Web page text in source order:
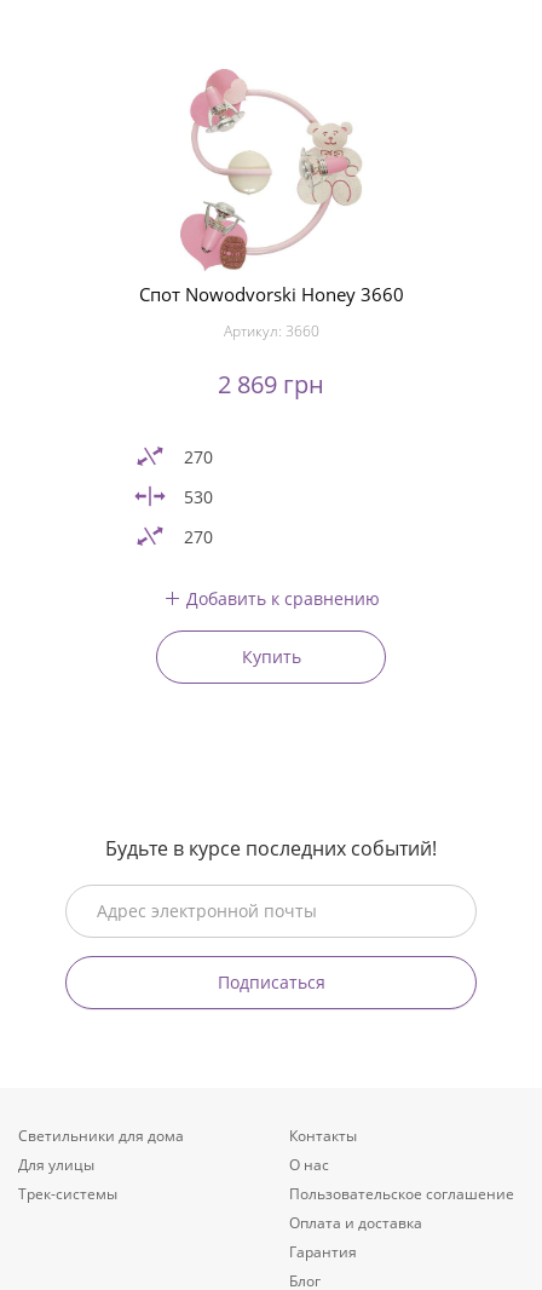
Спот Nowodvorski Honey 3660
Артикул: 3660
2 869 грн
270
530
270
Добавить к сравнению
Купить
Будьте в курсе последних событий!
Подписаться
Светильники для дома
Для улицы
Трек-системы
Контакты
О нас
Пользовательское соглашение
Оплата и доставка
Гарантия
Блог